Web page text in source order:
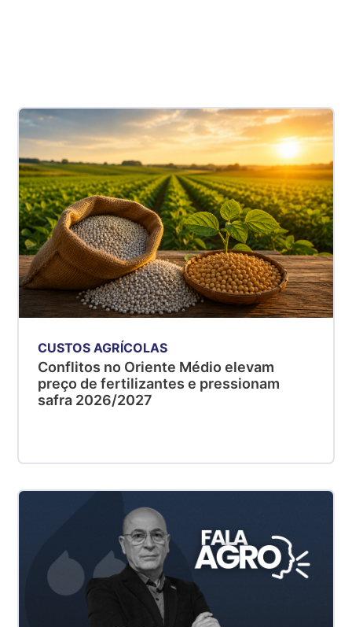
CUSTOS AGRÍCOLAS
Conflitos no Oriente Médio elevam
preço de fertilizantes e pressionam
safra 2026/2027